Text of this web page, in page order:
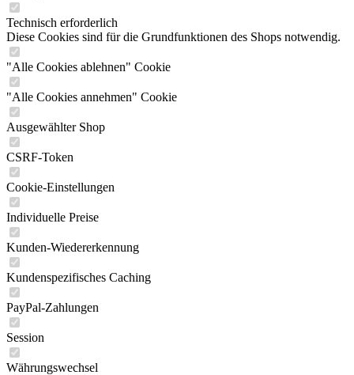
Technisch erforderlich
Diese Cookies sind für die Grundfunktionen des Shops notwendig.
"Alle Cookies ablehnen" Cookie
"Alle Cookies annehmen" Cookie
Ausgewählter Shop
CSRF-Token
Cookie-Einstellungen
Individuelle Preise
Kunden-Wiedererkennung
Kundenspezifisches Caching
PayPal-Zahlungen
Session
Währungswechsel